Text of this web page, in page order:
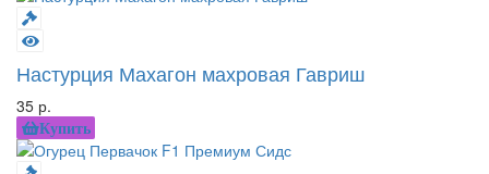
Настурция Махагон махровая Гавриш
35 р.
Купить